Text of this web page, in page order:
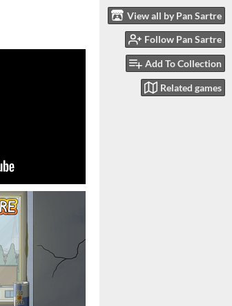
View all by Pan Sartre
Follow Pan Sartre
Add To Collection
Related games